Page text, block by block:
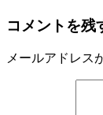
コメントを残
メールアドレス